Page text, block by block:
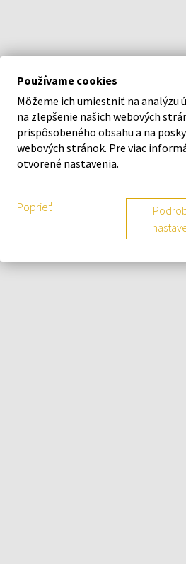
Používame cookies
Môžeme ich umiestniť na analýzu
na zlepšenie našich webových
prispôsobeného obsahu a na
webových stránok. Pre viac
otvorené nastavenia.
Poprieť